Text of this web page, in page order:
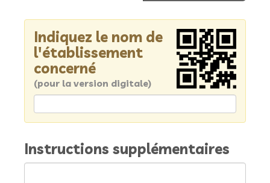
Indiquez le nom de
l'établissement
concerné
(pour la version digitale)
Instructions supplémentaires